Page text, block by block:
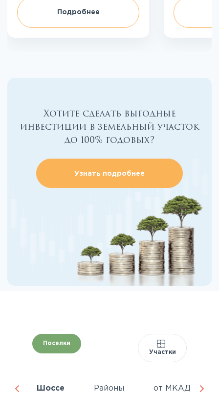
Подробнее
Хотите сделать выгодные
инвестиции в земельный участок
до 100% годовых?
Узнать подробнее
Поселки
Участки
Шоссе Районы от МКАД